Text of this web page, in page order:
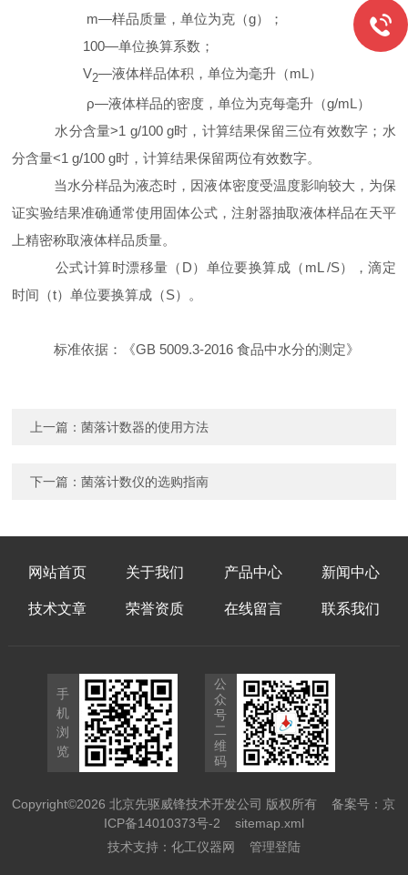
m—样品质量，单位为克（g）；
100—单位换算系数；
V2—液体样品体积，单位为毫升（mL）
ρ—液体样品的密度，单位为克每毫升（g/mL）
水分含量>1 g/100 g时，计算结果保留三位有效数字；水
分含量<1 g/100 g时，计算结果保留两位有效数字。
当水分样品为液态时，因液体密度受温度影响较大，为保
证实验结果准确通常使用固体公式，注射器抽取液体样品在天平
上精密称取液体样品质量。
公式计算时漂移量（ D）单位要换算成（ mL /S），滴定
时间（t）单位要换算成（S）。
标准依据：《GB 5009.3-2016食品中水分的测定》
上一篇：菌落计数器的使用方法
下一篇：菌落计数仪的选购指南
网站首页 关于我们 产品中心 新闻中心
技术文章 荣誉资质 在线留言 联系我们
手
机
浏
览
公
众
号
二
维
码
Copyright©2026 北京先驱威锋技术开发公司 版权所有备案号：京
ICP备14010373号-2
sitemap.xml
技术支持： 化工仪器网 管理登陆